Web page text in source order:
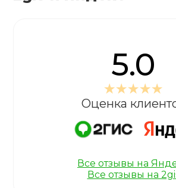
5.0
Оценка
Все отзывы на
Все отзывы на